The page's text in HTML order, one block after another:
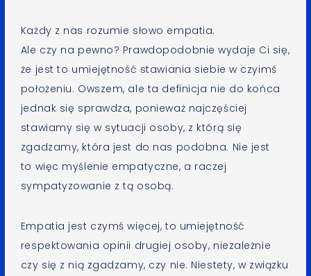
Każdy z nas rozumie słowo empatia.
Ale czy na pewno? Prawdopodobnie wydaje Ci się,
że jest to umiejętność stawiania siebie w czyimś
położeniu. Owszem, ale ta definicja nie do końca
jednak się sprawdza, ponieważ najczęściej
stawiamy się w sytuacji osoby, z którą się
zgadzamy, która jest do nas podobna. Nie jest
to więc myślenie empatyczne, a raczej
sympatyzowanie z tą osobą.
Empatia jest czymś więcej, to umiejętność
respektowania opinii drugiej osoby, niezależnie
czy się z nią zgadzamy, czy nie. Niestety, w związku